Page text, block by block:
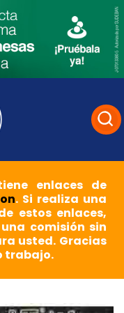
enlaces de
. Si realiza una
estos enlaces,
comisión sin
usted. Gracias
trabajo.